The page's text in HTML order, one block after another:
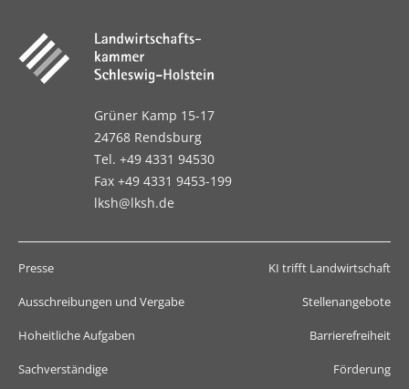
Grüner Kamp 15-17
24768 Rendsburg
Tel. +49 4331 94530
Fax +49 4331 9453-199
lksh@lksh.de
Presse KI trifft Landwirtschaft
Ausschreibungen und Vergabe Stellenangebote
Hoheitliche Aufgaben Barrierefreiheit
Sachverständige Förderung